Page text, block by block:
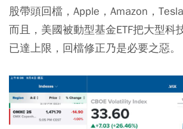
股帶頭回檔，Apple，Amazon，
而且，美國被動型基金ETF把大型科
已達上限，回檔修正乃是必要之惡。